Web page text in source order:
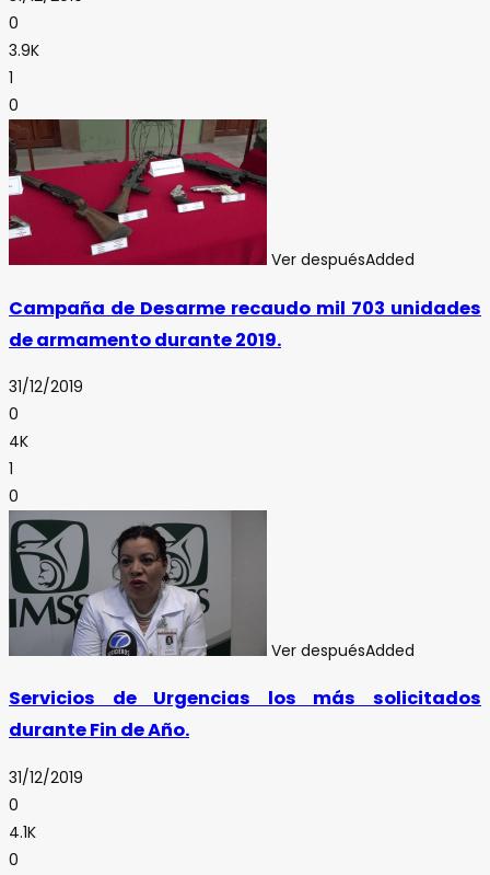
0
3.9K
1
0
Ver despuésAdded
Campaña de Desarme recaudo mil 703 unidades
de armamento durante 2019.
31/12/2019
0
4K
1
0
Ver despuésAdded
Servicios de Urgencias los más solicitados
durante Fin de Año.
31/12/2019
0
4.1K
0